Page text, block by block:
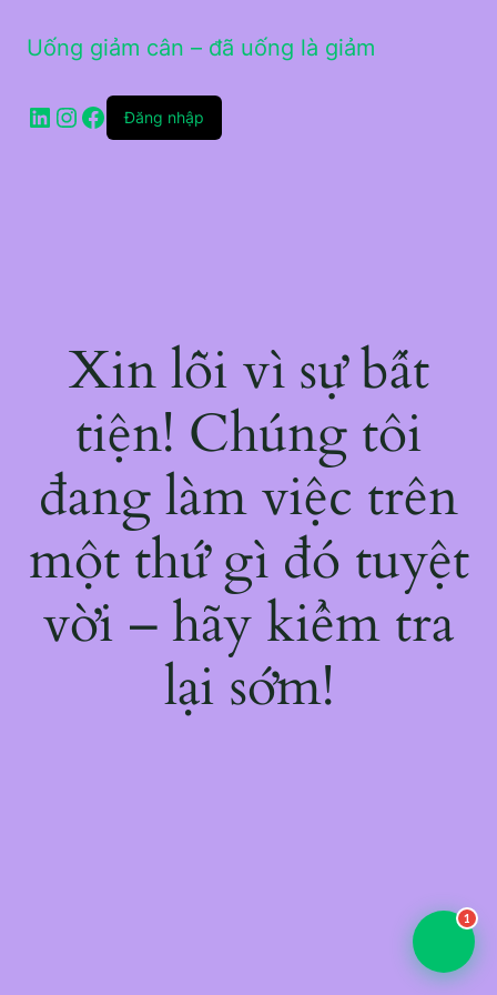
Uống giảm cân – đã uống là giảm
LinkedIn
Instagram
Facebook
Đăng nhập
Xin lỗi vì sự bất
tiện! Chúng tôi
đang làm việc trên
một thứ gì đó tuyệt
vời – hãy kiểm tra
lại sớm!
1